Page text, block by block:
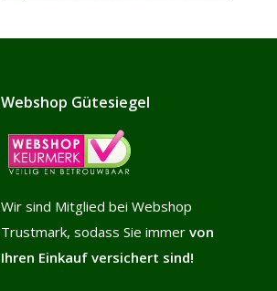
Webshop Gütesiegel
Wir sind Mitglied bei Webshop
Trustmark, sodass Sie immer von
Ihren Einkauf versichert sind!